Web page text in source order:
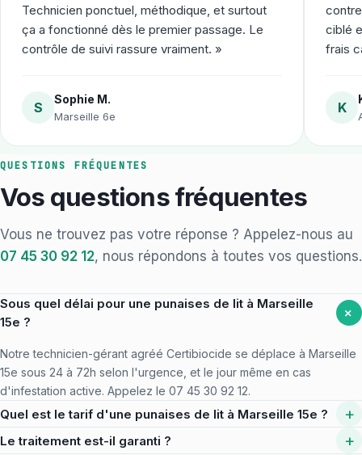
Technicien ponctuel, méthodique, et surtout
ça a fonctionné dès le premier passage. Le
contrôle de suivi rassure vraiment. »
S
Sophie M.
Marseille 6e
ciblé
frais
K
QUESTIONS FRÉQUENTES
Vos questions fréquentes
Vous ne trouvez pas votre réponse ? Appelez-nous au
07 45 30 92 12, nous répondons à toutes vos questions.
Sous quel délai pour une punaises de lit à Marseille
15e ?
+
Notre technicien-gérant agréé Certibiocide se déplace à Marseille
15e sous 24 à 72h selon l'urgence, et le jour même en cas
d'infestation active. Appelez le 07 45 30 92 12.
Quel est le tarif d'une punaises de lit à Marseille 15e ? +
Le devis dépend de la surface et du niveau d'infestation. Il est
Le traitement est-il garanti ? +